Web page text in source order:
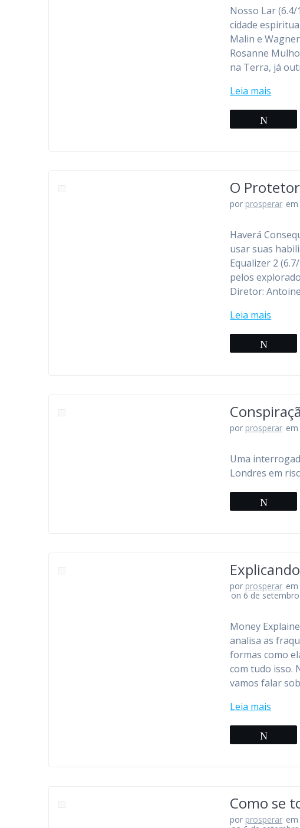
Nosso Lar (6.4/
cidade
Malin e
Rosanne
na Terra, já
Leia mais
O
por prosperar em
Haverá
usar suas
Equalizer 2
pelos
Diretor:
Leia mais
por prosperar em
Uma
Londres em
por prosperar em
on 6 de setembro
Money
analisa as
formas como
com tudo isso.
vamos falar
Leia mais
Como se
por prosperar em